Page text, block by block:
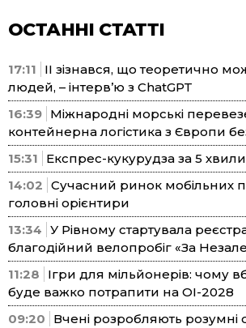
ОСТАННІ СТАТТІ
17:11
ІІ зізнався, що теоретично
людей, – інтерв’ю з ChatGPT
16:39 Міжнародні морські
контейнерна логістика з Європи
15:31
Експрес-кукурудза за 5
14:02 Сучасний ринок мобільних
головні орієнтири
13:34 У Рівному стартувала
благодійний велопробіг «За
11:28
Ігри для мільйонерів: чому
буде важко потрапити на ОІ-2028
09:20
Вчені розробляють розумні